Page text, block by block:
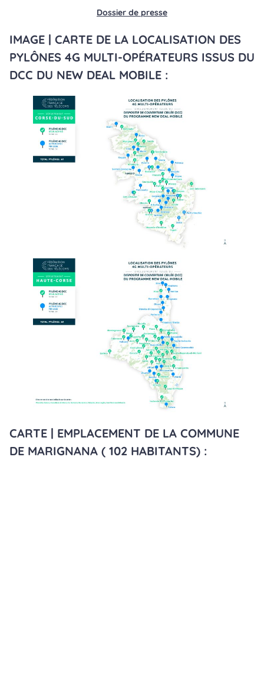
Dossier de presse
IMAGE | CARTE DE LA LOCALISATION DES
PYLÔNES 4G MULTI-OPÉRATEURS ISSUS DU
DCC DU NEW DEAL MOBILE :
CARTE | EMPLACEMENT DE LA COMMUNE
DE MARIGNANA ( 102 HABITANTS) :